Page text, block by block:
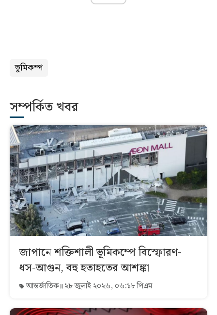
ভূমিকম্প
সম্পর্কিত খবর
জাপানে শক্তিশালী ভূমিকম্পে বিস্ফোরণ-
ধস-আগুন, বহু হতাহতের আশঙ্কা
আন্তর্জাতিক ২৮ জুলাই ২০২৬, ০৬:১৮ পিএম